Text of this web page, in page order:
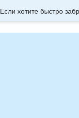
Если хотите быстро